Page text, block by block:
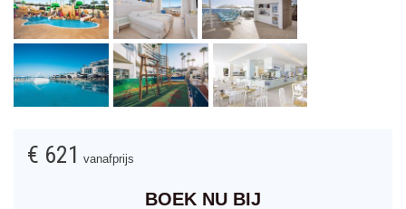
€ 621 vanafprijs
BOEK NU BIJ